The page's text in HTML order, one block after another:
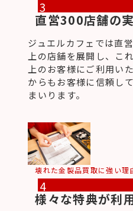
3
直営300店舗の
ジュエルカフェでは直
上の店舗を展開し、こ
上のお客様にご利用い
からもお客様に信頼し
まいります。
壊れた金製品買取に強い理
4
様々な特典が利